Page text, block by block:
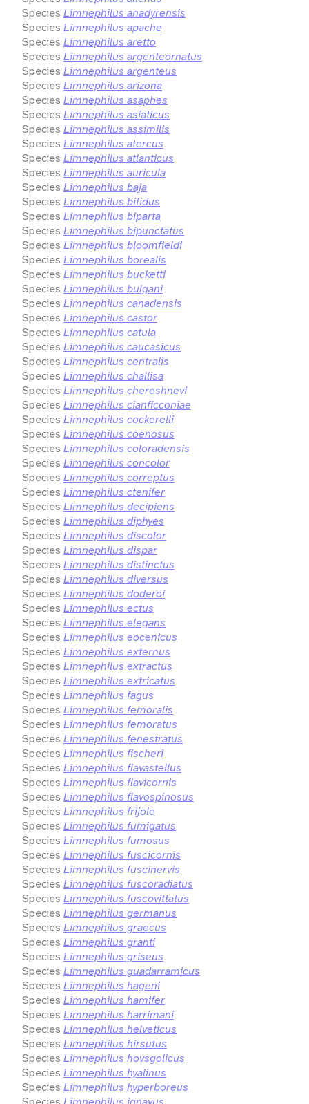
Species Limnephilus anadyrensis
Species Limnephilus apache
Species Limnephilus aretto
Species Limnephilus argenteornatus
Species Limnephilus argenteus
Species Limnephilus arizona
Species Limnephilus asaphes
Species Limnephilus asiaticus
Species Limnephilus assimilis
Species Limnephilus atercus
Species Limnephilus atlanticus
Species Limnephilus auricula
Species Limnephilus baja
Species Limnephilus bifidus
Species Limnephilus biparta
Species Limnephilus bipunctatus
Species Limnephilus bloomfieldi
Species Limnephilus borealis
Species Limnephilus bucketti
Species Limnephilus bulgani
Species Limnephilus canadensis
Species Limnephilus castor
Species Limnephilus catula
Species Limnephilus caucasicus
Species Limnephilus centralis
Species Limnephilus challisa
Species Limnephilus chereshnevi
Species Limnephilus cianficconiae
Species Limnephilus cockerelli
Species Limnephilus coenosus
Species Limnephilus coloradensis
Species Limnephilus concolor
Species Limnephilus correptus
Species Limnephilus ctenifer
Species Limnephilus decipiens
Species Limnephilus diphyes
Species Limnephilus discolor
Species Limnephilus dispar
Species Limnephilus distinctus
Species Limnephilus diversus
Species Limnephilus doderoi
Species Limnephilus ectus
Species Limnephilus elegans
Species Limnephilus eocenicus
Species Limnephilus externus
Species Limnephilus extractus
Species Limnephilus extricatus
Species Limnephilus fagus
Species Limnephilus femoralis
Species Limnephilus femoratus
Species Limnephilus fenestratus
Species Limnephilus fischeri
Species Limnephilus flavastellus
Species Limnephilus flavicornis
Species Limnephilus flavospinosus
Species Limnephilus frijole
Species Limnephilus fumigatus
Species Limnephilus fumosus
Species Limnephilus fuscicornis
Species Limnephilus fuscinervis
Species Limnephilus fuscoradiatus
Species Limnephilus fuscovittatus
Species Limnephilus germanus
Species Limnephilus graecus
Species Limnephilus granti
Species Limnephilus griseus
Species Limnephilus guadarramicus
Species Limnephilus hageni
Species Limnephilus hamifer
Species Limnephilus harrimani
Species Limnephilus helveticus
Species Limnephilus hirsutus
Species Limnephilus hovsgolicus
Species Limnephilus hyalinus
Species Limnephilus hyperboreus